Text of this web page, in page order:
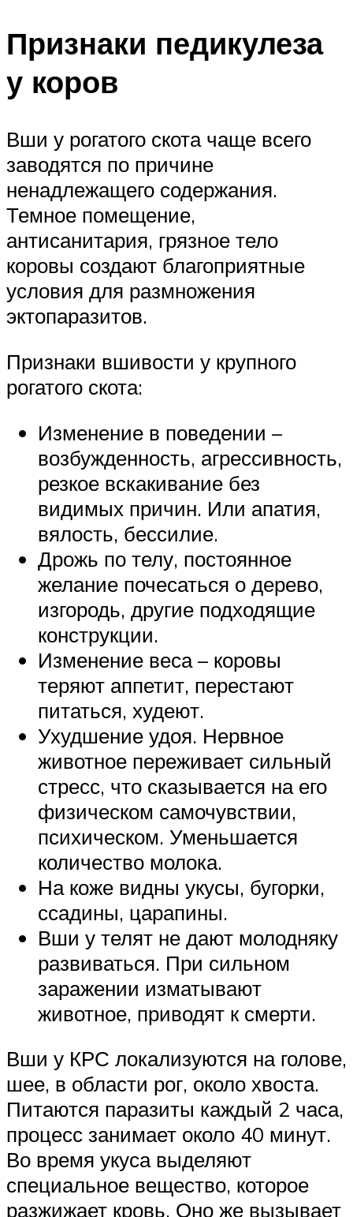
Признаки педикулеза
у коров
Вши у рогатого скота чаще всего
заводятся по причине
ненадлежащего содержания.
Темное помещение,
антисанитария, грязное тело
коровы создают благоприятные
условия для размножения
эктопаразитов.
Признаки вшивости у крупного
рогатого скота:
Изменение в поведении –
возбужденность, агрессивность,
резкое вскакивание без
видимых причин. Или апатия,
вялость, бессилие.
Дрожь по телу, постоянное
желание почесаться о дерево,
изгородь, другие подходящие
конструкции.
Изменение веса – коровы
теряют аппетит, перестают
питаться, худеют.
Ухудшение удоя. Нервное
животное переживает сильный
стресс, что сказывается на его
физическом самочувствии,
психическом. Уменьшается
количество молока.
На коже видны укусы, бугорки,
ссадины, царапины.
Вши у телят не дают молодняку
развиваться. При сильном
заражении изматывают
животное, приводят к смерти.
Вши у КРС локализуются на голове,
шее, в области рог, около хвоста.
Питаются паразиты каждый 2 часа,
процесс занимает около 40 минут.
Во время укуса выделяют
специальное вещество, которое
разжижает кровь. Оно же вызывает